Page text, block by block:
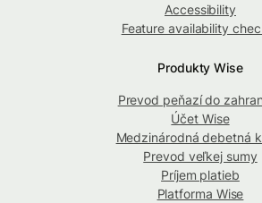
Accessibility
Feature availability
Produkty Wise
Prevod peňazí do
Účet Wise
Medzinárodná debetná
Prevod veľkej sumy
Príjem platieb
Platforma Wise